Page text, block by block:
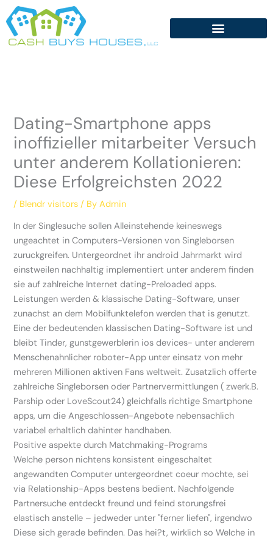
Skip
to
content
Dating-Smartphone apps
inoffizieller mitarbeiter Versuch
unter anderem Kollationieren:
Diese Erfolgreichsten 2022
/ Blendr visitors / ByAdmin
In der Singlesuche sollen Alleinstehende keineswegs
ungeachtet in Computers-Versionen von Singleborsen
zuruckgreifen. Untergeordnet ihr android Jahrmarkt wird
einstweilen nachhaltig implementiert unter anderem finden
sie auf zahlreiche Internet dating-Preloaded apps.
Leistungen werden & klassische Dating-Software, unser
zunachst an dem Mobilfunktelefon werden that is genutzt.
Eine der bedeutenden klassischen Dating-Software ist und
bleibt Tinder, gunstgewerblerin ios devices- unter anderem
Menschenahnlicher roboter-App unter einsatz von mehr
mehreren Millionen aktiven Fans weltweit. Zusatzlich offerte
zahlreiche Singleborsen oder Partnervermittlungen ( zwerk.B.
Parship oder LoveScout24) gleichfalls richtige Smartphone
apps, um die Angeschlossen-Angebote nebensachlich
variabel erhaltlich dahinter handhaben.
Positive aspekte durch Matchmaking-Programs
Welche person nichtens konsistent eingeschaltet
angewandten Computer untergeordnet coeur mochte, sei
via Relationship-Apps bestens bedient. Nachfolgende
Partnersuche entdeckt freund und feind storungsfrei
elastisch anstelle – jedweder unter "ferner liefen", irgendwo
Diese sich gerade befinden. Das hei?t, wirklich so Welche in